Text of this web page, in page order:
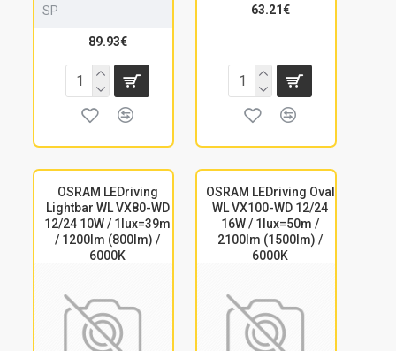
SP
89.93€
63.21€
OSRAM LEDriving
Lightbar WL VX80-WD
12/24 10W / 1lux=39m
/ 1200lm (800lm) /
6000K
OSRAM LEDriving Oval
WL VX100-WD 12/24
16W / 1lux=50m /
2100lm (1500lm) /
6000K